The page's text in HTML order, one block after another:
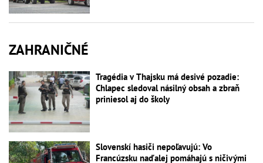
ZAHRANIČNÉ
Tragédia v Thajsku má desivé pozadie:
Chlapec sledoval násilný obsah a zbraň
priniesol aj do školy
Slovenskí hasiči nepoľavujú: Vo
Francúzsku naďalej pomáhajú s ničivými